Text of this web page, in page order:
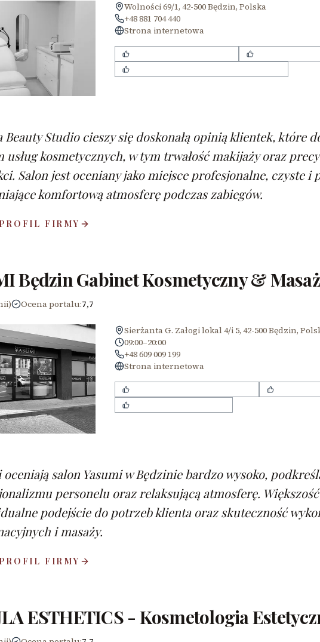
Wolności 69/1, 42-500 Będzin, Polska
+48 881 704 440
Strona internetowa
trwałe i estetyczne makijaże
precyzyjna
profesjonalny makijaż permanentny brwi
Beauty Studio cieszy się doskonałą opinią klientek, które
usług kosmetycznych, w tym trwałość makijaży oraz
Salon jest oceniany jako miejsce profesjonalne, czyste i
komfortową atmosferę podczas zabiegów.
FIRMY
Będzin Gabinet Kosmetyczny &
Ocena portalu:7,7
Sierżanta G. Załogi lokal 4/i 5, 42-500 Będzin,
09:00–20:00
+48 609 009 199
Strona internetowa
wysoki profesjonalizm personelu
relaksująca
widoczne efekty zabiegów
salon Yasumi w Będzinie bardzo wysoko,
personelu oraz relaksującą atmosferę.
podejście do potrzeb klienta oraz skuteczność
i masaży.
FIRMY
ESTHETICS - Kosmetologia